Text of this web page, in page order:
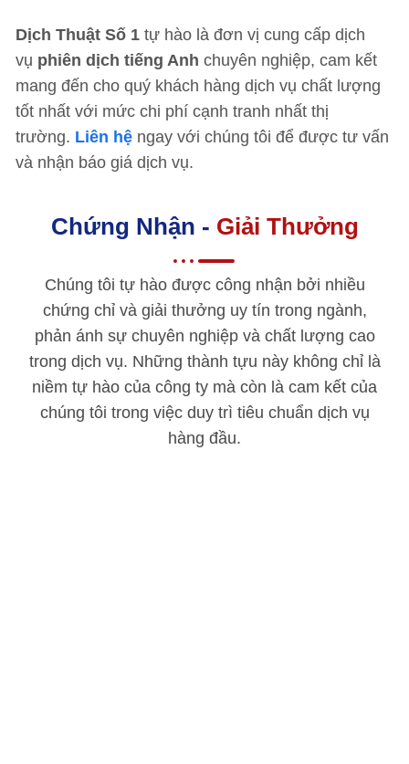
Dịch Thuật Số 1 tự hào là đơn vị cung cấp dịch
vụ phiên dịch tiếng Anh chuyên nghiệp, cam kết
mang đến cho quý khách hàng dịch vụ chất lượng
tốt nhất với mức chi phí cạnh tranh nhất thị
trường. Liên hệ ngay với chúng tôi để được tư vấn
và nhận báo giá dịch vụ.
Chứng Nhận - Giải Thưởng
Chúng tôi tự hào được công nhận bởi nhiều
chứng chỉ và giải thưởng uy tín trong ngành,
phản ánh sự chuyên nghiệp và chất lượng cao
trong dịch vụ. Những thành tựu này không chỉ là
niềm tự hào của công ty mà còn là cam kết của
chúng tôi trong việc duy trì tiêu chuẩn dịch vụ
hàng đầu.